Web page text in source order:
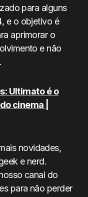
para alguns
, e o objetivo é
aprimorar o
e não
Ultimato é o
cinema |
novidades,
e nerd.
canal do
para não perder